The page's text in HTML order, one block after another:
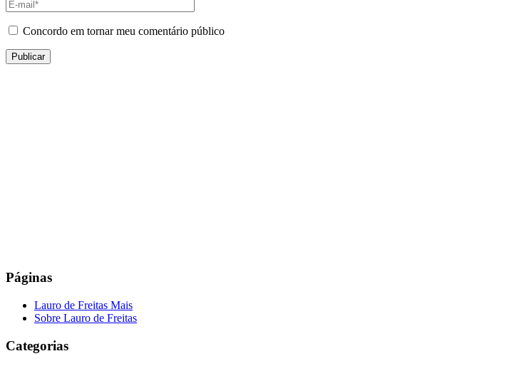
Concordo em tornar meu comentário público
Páginas
Lauro de Freitas Mais
Sobre Lauro de Freitas
Categorias